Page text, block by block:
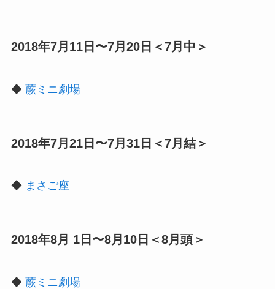
2018年7月11日〜7月20日＜7月中＞
◆ 蕨ミニ劇場
2018年7月21日〜7月31日＜7月結＞
◆ まさご座
2018年8月 1日〜8月10日＜8月頭＞
◆ 蕨ミニ劇場